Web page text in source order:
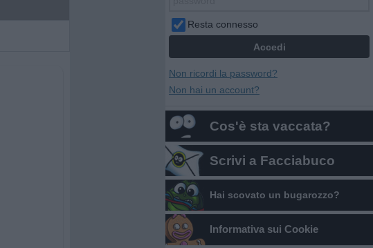
Resta connesso
Non ricordi la password?
Non hai un account?
Cos'è sta vaccata?
Scrivi a Facciabuco
Hai scovato un bugarozzo?
Informativa sui Cookie